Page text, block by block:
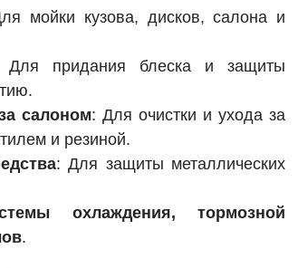
мойки кузова, дисков, салона и
придания блеска и защиты
салоном: Для очистки и ухода за
и резиной.
: Для защиты металлических
охлаждения, тормозной
.